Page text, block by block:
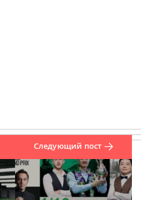
Следующий пост